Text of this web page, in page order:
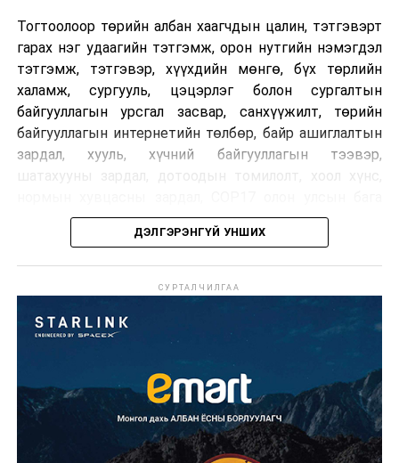
Тогтоолоор төрийн албан хаагчдын цалин, тэтгэвэрт
гарах нэг удаагийн тэтгэмж, орон нутгийн нэмэгдэл
тэтгэмж, тэтгэвэр, хүүхдийн мөнгө, бүх төрлийн
халамж, сургууль, цэцэрлэг болон сургалтын
байгууллагын урсгал засвар, санхүүжилт, төрийн
байгууллагын интернетийн төлбөр, байр ашиглалтын
зардал, хууль, хүчний байгууллагын тээвэр,
хурлын зардал, Засгийн газрын өр, орон нутгийн нөөц
хөрөнгийн санхүүжилтийг хэвийн үргэлжлүүлэхээр
шийдвэрлэжээ.
Харин дараах зардлыг хязгаарлахаар болсон байна.
Үүнд:
Олон улсын болон Засгийн газрын
шийдвэртэйгээс бусад хурал, зөвлөгөөн, ой,
тэмдэглэлт өдөр, найр наадам, соёлын арга
ДЭЛГЭРЭНГҮЙ УНШИХ
СУРТАЛЧИЛГАА